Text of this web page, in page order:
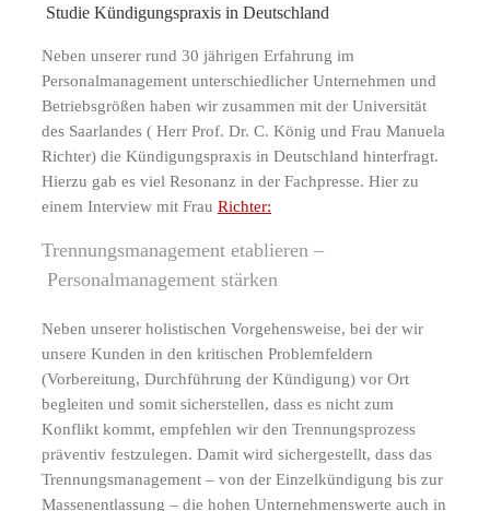
Studie Kündigungspraxis in Deutschland
Neben unserer rund 30 jährigen Erfahrung im
Personalmanagement unterschiedlicher Unternehmen und
Betriebsgrößen haben wir zusammen mit der Universität
des Saarlandes ( Herr Prof. Dr. C. König und Frau Manuela
Richter) die Kündigungspraxis in Deutschland hinterfragt.
Hierzu gab es viel Resonanz in der Fachpresse. Hier zu
einem Interview mit Frau Richter:
Trennungsmanagement etablieren –
Personalmanagement stärken
Neben unserer holistischen Vorgehensweise, bei der wir
unsere Kunden in den kritischen Problemfeldern
(Vorbereitung, Durchführung der Kündigung) vor Ort
begleiten und somit sicherstellen, dass es nicht zum
Konflikt kommt, empfehlen wir den Trennungsprozess
präventiv festzulegen. Damit wird sichergestellt, dass das
Trennungsmanagement – von der Einzelkündigung bis zur
Massenentlassung – die hohen Unternehmenswerte auch in